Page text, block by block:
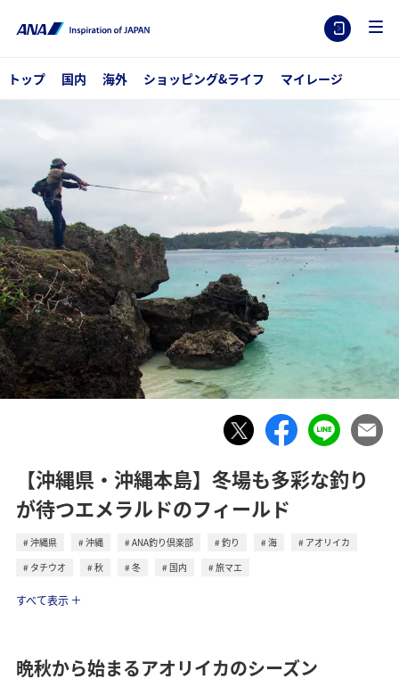
トップ 国内 海外 ショッピング&ライフ マイレージ
【沖縄県・沖縄本島】冬場も多彩な釣り
が待つエメラルドのフィールド
沖縄県 沖縄 ANA釣り倶楽部 釣り 海
アオリイカ
タチウオ
秋 冬 国内
旅マエ
すべて表示
晩秋から始まるアオリイカのシーズン